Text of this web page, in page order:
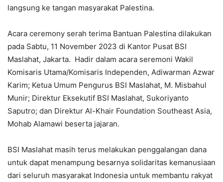
langsung ke tangan masyarakat Palestina.
Acara ceremony serah terima Bantuan Palestina dilakukan
pada Sabtu, 11 November 2023 di Kantor Pusat BSI
Maslahat, Jakarta. Hadir dalam acara seremoni Wakil
Komisaris Utama/Komisaris Independen, Adiwarman Azwar
Karim; Ketua Umum Pengurus BSI Maslahat, M. Misbahul
Munir; Direktur Eksekutif BSI Maslahat, Sukoriyanto
Saputro; dan Direktur Al-Khair Foundation Southeast Asia,
Mohab Alamawi beserta jajaran.
BSI Maslahat masih terus melakukan penggalangan dana
untuk dapat menampung besarnya solidaritas kemanusiaan
dari seluruh masyarakat Indonesia untuk membantu rakyat